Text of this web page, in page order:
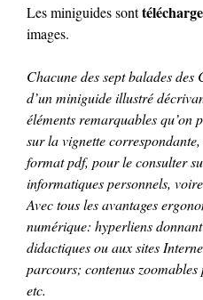
Les miniguides sont
images.
Chacune des sept balades des
d’un miniguide illustré
éléments remarquables
sur la vignette
format pdf, pour le consulter
informatiques personnels,
Avec tous les avantages
numérique: hyperliens
didactiques ou aux sites
parcours; contenus
etc.